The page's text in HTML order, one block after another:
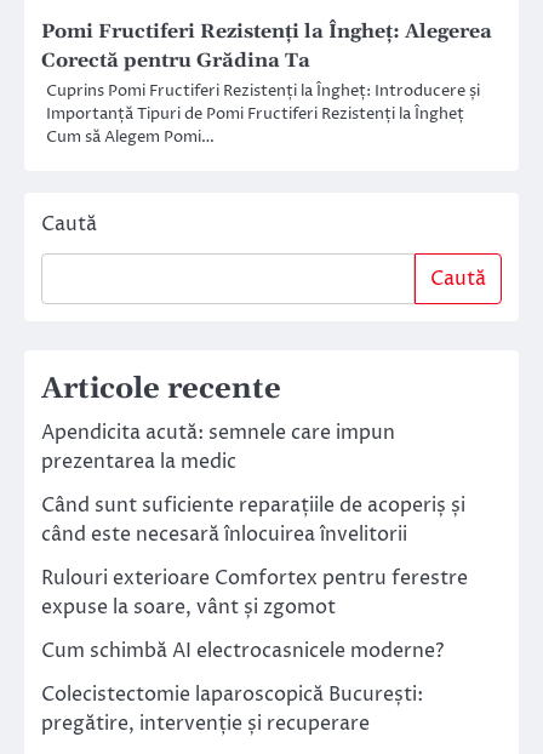
Pomi Fructiferi Rezistenți la Îngheț: Alegerea
Corectă pentru Grădina Ta
Cuprins Pomi Fructiferi Rezistenți la Îngheț: Introducere și
Importanță Tipuri de Pomi Fructiferi Rezistenți la Îngheț
Cum să Alegem Pomi…
Caută
Caută
Articole recente
Apendicita acută: semnele care impun
prezentarea la medic
Când sunt suficiente reparațiile de acoperiș și
când este necesară înlocuirea învelitorii
Rulouri exterioare Comfortex pentru ferestre
expuse la soare, vânt și zgomot
Cum schimbă AI electrocasnicele moderne?
Colecistectomie laparoscopică București:
pregătire, intervenție și recuperare